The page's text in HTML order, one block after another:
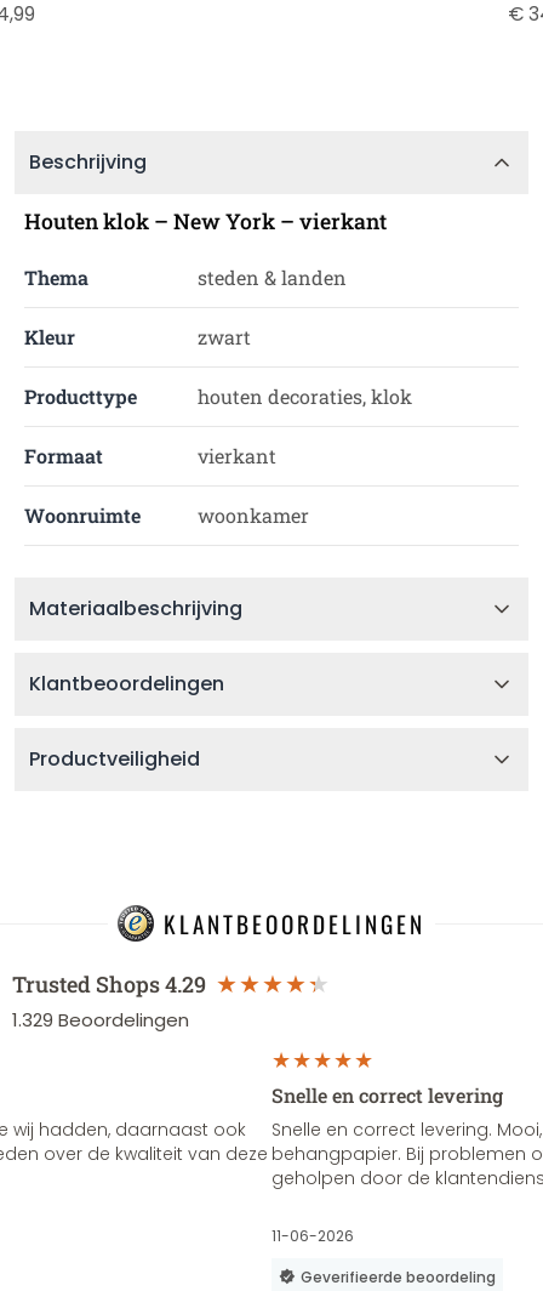
€
Beschrijving
Houten klok – New York – vierkant
Thema steden & landen
Kleur zwart
Producttype houten decoraties, klok
Formaat vierkant
Woonruimte woonkamer
Materiaalbeschrijving
Klantbeoordelingen
Productveiligheid
KLANTBEOORDELINGEN
Trusted Shops4.29
1.329 Beoordelingen
wij hadden, daarnaast ook
over de kwaliteit van deze
Snelle en correct levering
Snelle en correct levering.
behangpapier. Bij problemen
geholpen door de
11-06-2026
Geverifieerde beoordeling